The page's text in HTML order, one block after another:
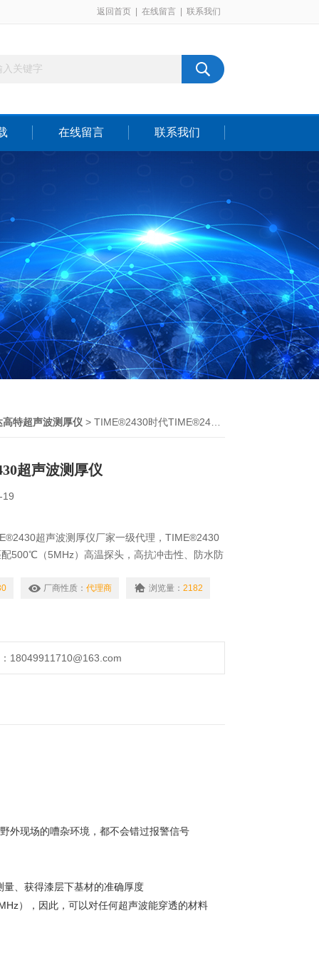
返回首页 在线留言 联系我们
在线留言 联系我们
高特超声波测厚仪 > TIME®2430时代TIME®2430超声波测厚仪
超声波测厚仪
19
超声波测厚仪厂家一级代理，TIME®2430
500℃（5MHz）高温探头，高抗冲击性、防水防
厂商性质： 代理商 浏览量： 2182
18049911710@163.com
外现场的嘈杂环境，都不会错过报警信号
量、获得漆层下基材的准确厚度
），因此，可以对任何超声波能穿透的材料